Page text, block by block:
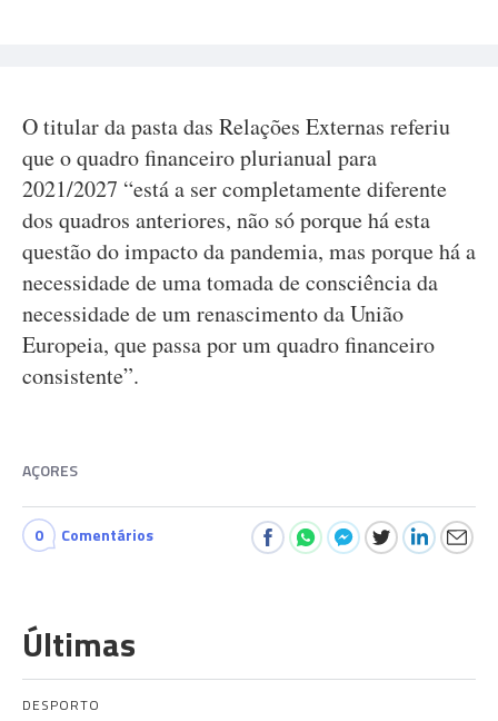
O titular da pasta das Relações Externas referiu
que o quadro financeiro plurianual para
2021/2027 “está a ser completamente diferente
dos quadros anteriores, não só porque há esta
questão do impacto da pandemia, mas porque há a
necessidade de uma tomada de consciência da
necessidade de um renascimento da União
Europeia, que passa por um quadro financeiro
consistente”.
AÇORES
0 Comentários
Últimas
DESPORTO